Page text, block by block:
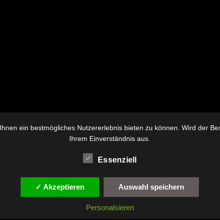
ein bestmögliches Nutzererlebnis bieten zu können. Wird der
Ihrem Einverständnis aus.
Essenziell
✓ Akzeptieren Auswahl speichern
Personalsieren